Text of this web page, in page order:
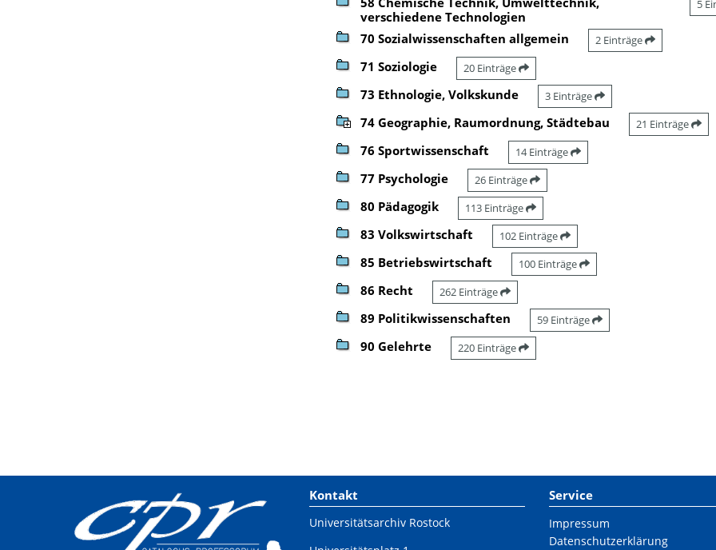
verschiedene Technologien
5
70 Sozialwissenschaften allgemein 2 Einträge
71 Soziologie 20 Einträge
73 Ethnologie, Volkskunde 3 Einträge
74 Geographie, Raumordnung, Städtebau 21 Einträge
76 Sportwissenschaft 14 Einträge
77 Psychologie 26 Einträge
80 Pädagogik 113 Einträge
83 Volkswirtschaft 102 Einträge
85 Betriebswirtschaft 100 Einträge
86 Recht 262 Einträge
89 Politikwissenschaften 59 Einträge
90 Gelehrte 220 Einträge
Kontakt
Universitätsarchiv Rostock
Service
Impressum
Datenschutzerklärung